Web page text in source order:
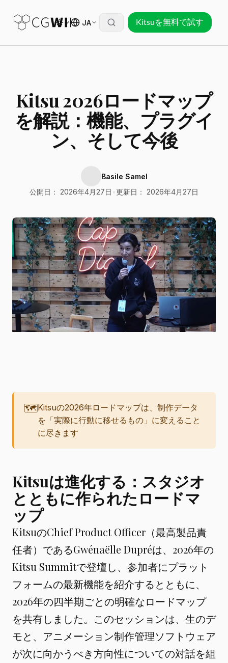
JA Kitsuを無料で試す
Kitsu 2026ロードマップ
を解説：機能、プラグイ
ン、そして今後
Basile Samel
公開日： 2026年4月27日 更新日： 2026年4月27日
🗺️Kitsuの2026年ロードマップは、制作データ
を「実際に行動に移せるもの」に変えること
に尽きます
Kitsuは進化する：スタジオ
とともに作られたロードマ
ップ
KitsuのChief Product Officer（最高製品責
任者）であるGwénaëlle Dupréは、2026年の
Kitsu Summitで登壇し、参加者にプラット
フォームの最新機能を紹介するとともに、
2026年の四半期ごとの明確なロードマップ
を共有しました。このセッションは、生のデ
モと、アニメーション制作管理ソフトウェア
が次に向かうべき方向性についての対話を組